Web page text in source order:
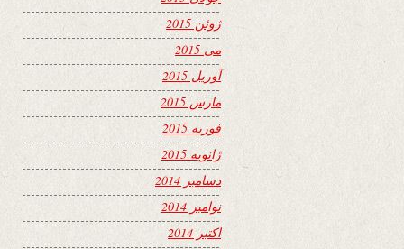
ژوئن 2015
می 2015
آوریل 2015
مارس 2015
فوریه 2015
ژانویه 2015
دسامبر 2014
نوامبر 2014
اکتبر 2014